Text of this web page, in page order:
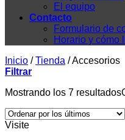
El equipo
Contacto
Formulario de
Horario y cómo
Inicio / Tienda /Accesorios
Filtrar
Mostrando los 7 resultados
Visite